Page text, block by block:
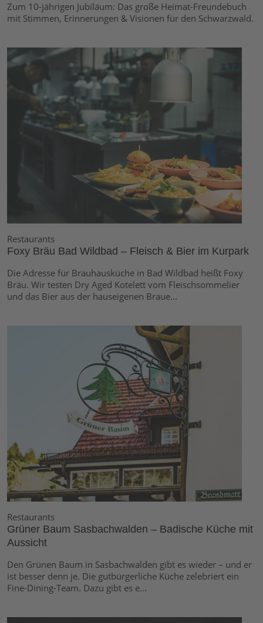
Zum 10-jährigen Jubiläum: Das große Heimat-Freundebuch
mit Stimmen, Erinnerungen & Visionen für den Schwarzwald.
Restaurants
Foxy Bräu Bad Wildbad – Fleisch & Bier im Kurpark
Die Adresse für Brauhausküche in Bad Wildbad heißt Foxy
Bräu. Wir testen Dry Aged Kotelett vom Fleischsommelier
und das Bier aus der hauseigenen Braue...
Restaurants
Grüner Baum Sasbachwalden – Badische Küche mit
Aussicht
Den Grünen Baum in Sasbachwalden gibt es wieder – und er
ist besser denn je. Die gutbürgerliche Küche zelebriert ein
Fine-Dining-Team. Dazu gibt es e...